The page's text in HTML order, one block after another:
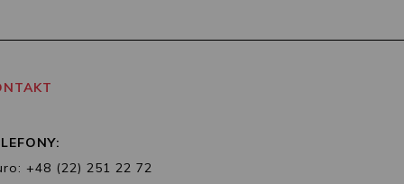
+48 (22) 251 22 72